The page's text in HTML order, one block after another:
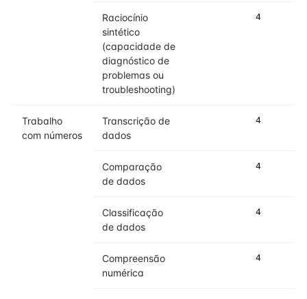
Raciocínio
sintético
(capacidade de
diagnóstico de
problemas ou
troubleshooting)
4
Trabalho
com números
Transcrição de
dados
4
Comparação
de dados
4
Classificação
de dados
4
Compreensão
numérica
4